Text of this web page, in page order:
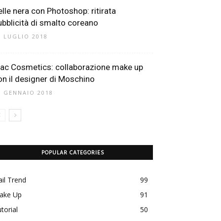
nera con Photoshop: ritirata
di smalto coreano
LUGLIO 2018
Cosmetics: collaborazione make up
il designer di Moschino
GENNAIO 2018
POPULAR CATEGORIES
Trend
99
Up
91
50